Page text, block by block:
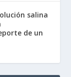
salina
de un